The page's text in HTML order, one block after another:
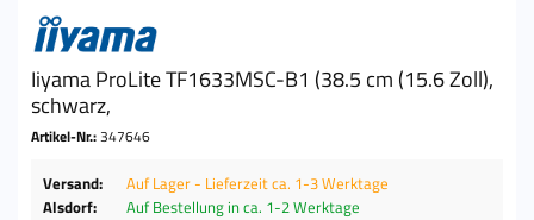
Iiyama ProLite TF1633MSC-B1 (38.5 cm (15.6 Zoll),
schwarz,
Artikel-Nr.:347646
Versand:
Auf Lager - Lieferzeit ca. 1-3 Werktage
Alsdorf:
Auf Bestellung in ca. 1-2 Werktage